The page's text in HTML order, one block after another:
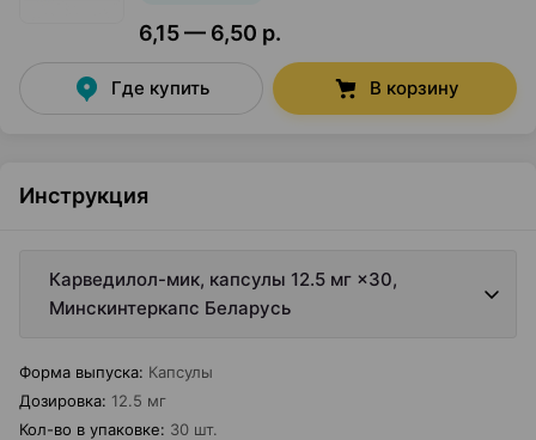
6,15 — 6,50 р.
Где купить В корзину
Инструкция
Карведилол-мик, капсулы 12.5 мг ×30,
Минскинтеркапс Беларусь
Форма выпуска: Капсулы
Дозировка: 12.5 мг
Кол-во в упаковке: 30 шт.